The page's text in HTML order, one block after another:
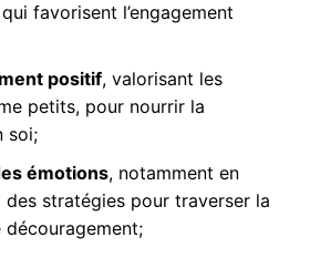
favorisent l’engagement
positif, valorisant les
petits, pour nourrir la
soi;
émotions, notamment en
stratégies pour traverser la